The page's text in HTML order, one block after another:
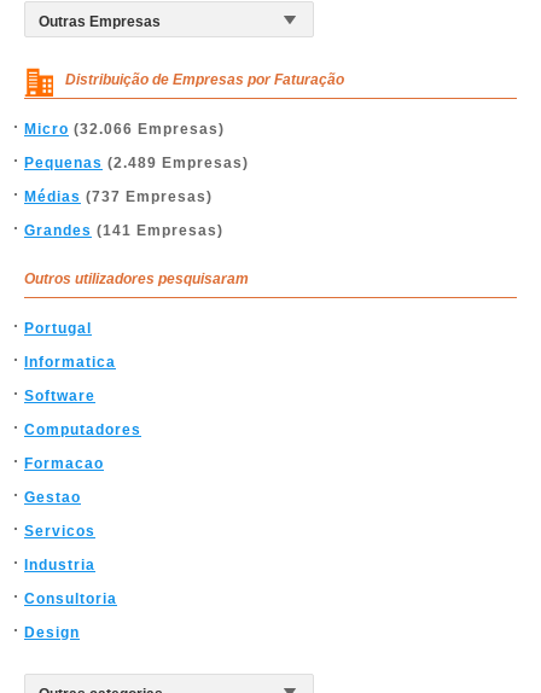
Distribuição de Empresas por Faturação
Micro (32.066 Empresas)
Pequenas (2.489 Empresas)
Médias (737 Empresas)
Grandes (141 Empresas)
Outros utilizadores pesquisaram
Portugal
Informatica
Software
Computadores
Formacao
Gestao
Servicos
Industria
Consultoria
Design